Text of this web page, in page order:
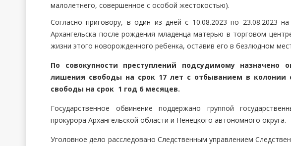
малолетнего, совершенное с особой жестокостью).
Согласно приговору, в один из дней с 10.08.2023 по 23.08.2023
Архангельска после рождения младенца матерью в торговом
жизни этого новорожденного ребенка, оставив его в безлюдном
По совокупности преступлений подсудимому назначено
лишения свободы на срок 17 лет с отбыванием в колонии
свободы на срок 1 год 6 месяцев.
Государственное обвинение поддержано группой
прокурора Архангельской области и Ненецкого автономного округа.
Уголовное дело расследовано Следственным управлением